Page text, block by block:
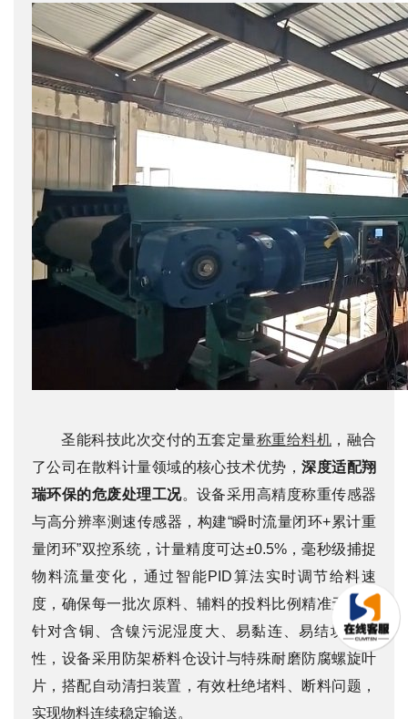
圣能科技此次交付的五套定量称重给料机 ，融合
了公司在散料计量领域的核心技术优势，深度适配翔
瑞环保的危废处理工况。设备采用高精度称重传感器
与高分辨率测速传感器，构建“瞬时流量闭环+累计重
量闭环”双控系统，计量精度可达±0.5%，毫秒级捕捉
物料流量变化，通过智能PID算法实时调节给料速
度，确保每一批次原料、辅料的投料比例精准无误。
针对含铜、含镍污泥湿度大、易黏连、易结块的特
性，设备采用防架桥料仓设计与特殊耐磨防腐螺旋叶
片，搭配自动清扫装置，有效杜绝堵料、断料问题，
实现物料连续稳定输送。